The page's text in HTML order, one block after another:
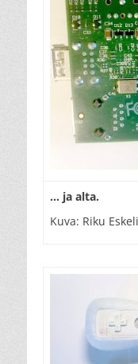
… ja alta.
Kuva: Riku